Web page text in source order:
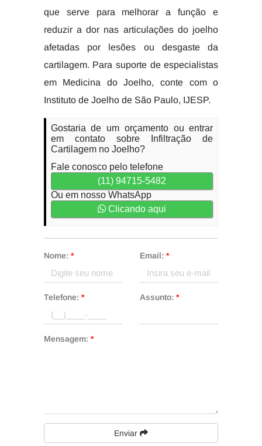
que serve para melhorar a função e
reduzir a dor nas articulações do joelho
afetadas por lesões ou desgaste da
cartilagem. Para suporte de especialistas
em Medicina do Joelho, conte com o
Instituto de Joelho de São Paulo, IJESP.
Gostaria de um orçamento ou entrar
em contato sobre Infiltração de
Cartilagem no Joelho?
Fale conosco pelo telefone
(11) 94715-5482
Ou em nosso WhatsApp
Clicando aqui
Nome: * Email: *
Telefone: * Assunto: *
Mensagem: *
Enviar